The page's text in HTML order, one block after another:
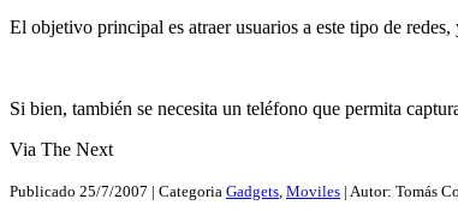
El objetivo principal es atraer usuarios a este tipo de
Si bien, también se necesita un teléfono que permita
Via The Next
Publicado 25/7/2007 | Categoria Gadgets, Moviles | Autor: Tomás